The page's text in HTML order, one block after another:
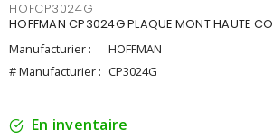
HOFCP3024G
HOFFMAN CP3024G PLAQUE MONT HAUTE
Manufacturier :
HOFFMAN
# Manufacturier : CP3024G
En inventaire